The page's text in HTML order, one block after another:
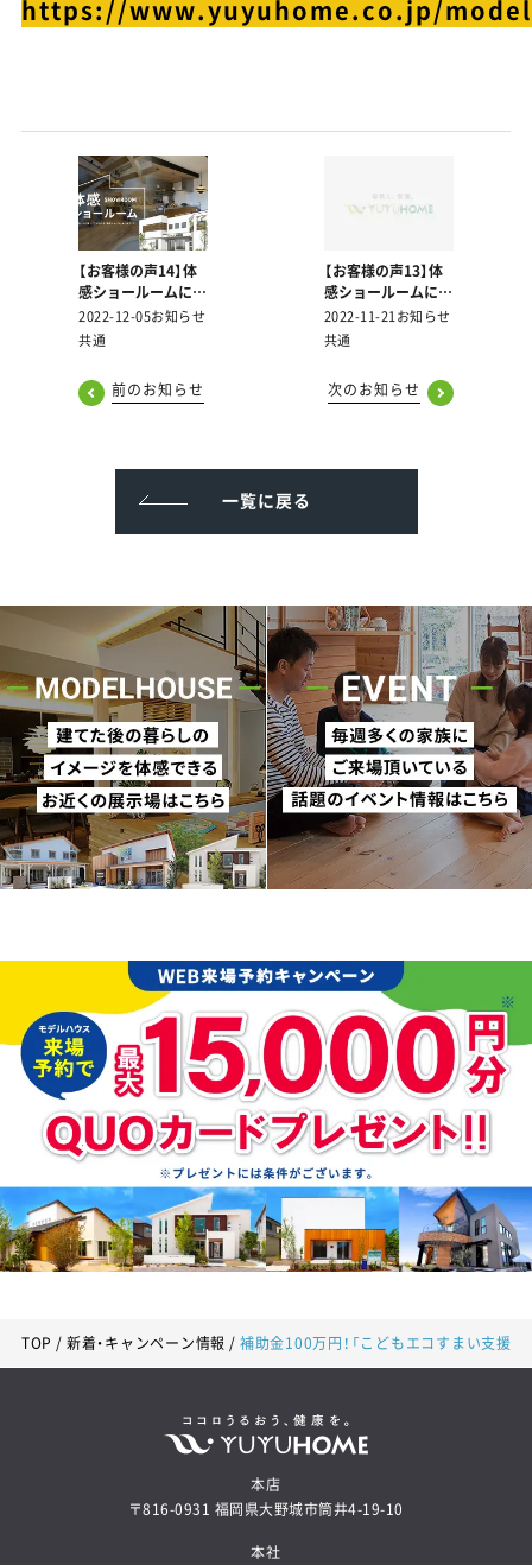
TOP 新着・キャンペーン情報 補助金100万円！「こどもエコすまい支援
https://www.yuyuhome.co.jp/
【お客様の声14】体
感ショールームにご
来場いただいた皆様
より頂戴した声をご
2022-12-05お知らせ
共通
前のお知らせ
【お客様の声13】体
感ショールームにご
来場いただいた皆様
より頂戴した声をご
2022-11-21お知らせ
共通
次のお知らせ
一覧に戻る
本店
〒816-0931 福岡県大野城市筒井4-19-10
本社